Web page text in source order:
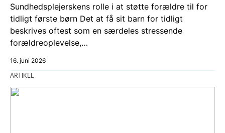
Sundhedsplejerskens rolle i at støtte forældre til for
tidligt første børn Det at få sit barn for tidligt
beskrives oftest som en særdeles stressende
forældreoplevelse,…
16. juni 2026
ARTIKEL